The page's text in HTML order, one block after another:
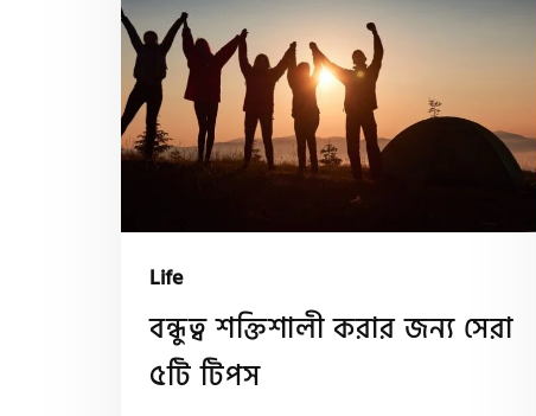
Life
বন্ধুত্ব শক্তিশালী করার জন্য সেরা
৫টি টিপস